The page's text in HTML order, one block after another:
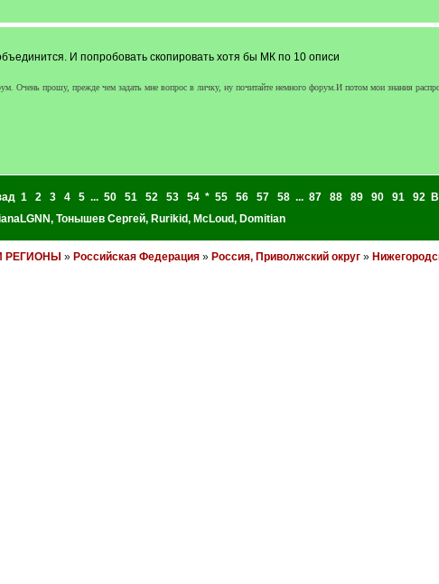
И попробовать скопировать хотя бы МК по 10 описи
Очень прошу, прежде чем задать мне вопрос в личку, ну почитайте немного форум.И потом мои знания
1 2 3 4 5 ... 50 51 52 53 54 * 55 56 57 58 ... 87 88 89 90 91 92
, Тонышев Сергей, Rurikid, McLoud, Domitian
РЕГИОНЫ » Российская Федерация» Россия, Приволжский округ»